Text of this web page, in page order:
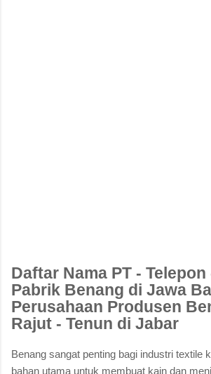
Daftar Nama PT -
Pabrik Benang di Jawa
Perusahaan Produsen
Rajut - Tenun di Jabar
Benang sangat penting bagi industri textile
bahan utama untuk membuat kain dan